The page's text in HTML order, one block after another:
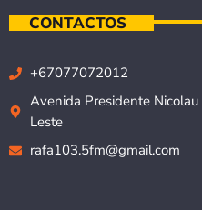
CONTACTOS
+67077072012
Avenida Presidente
Leste
rafa103.5fm@gmail.com